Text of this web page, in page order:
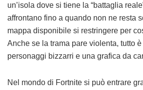
un’isola dove si tiene la “battaglia
affrontano fino a quando non ne resta
mappa disponibile si restringere per
Anche se la trama pare violenta, tutto
personaggi bizzarri e una grafica da
Nel mondo di Fortnite si può entrare